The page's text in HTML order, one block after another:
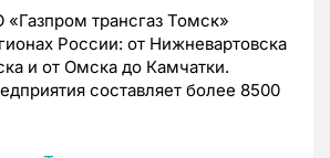
трансгаз Томск»
России: от Нижневартовска
и от Омска до Камчатки.
составляет более 8500